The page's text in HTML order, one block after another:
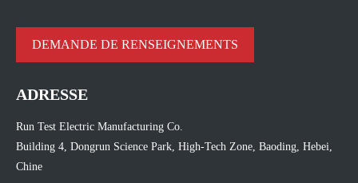
DEMANDE DE RENSEIGNEMENTS
ADRESSE
Run Test Electric Manufacturing Co.
Building 4, Dongrun Science Park, High-Tech Zone, Baoding, Hebei,
Chine